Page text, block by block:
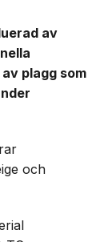
av
plagg som
och